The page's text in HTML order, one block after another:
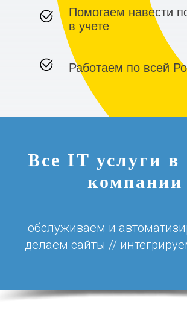
Помогаем навести
в учете
Работаем по всей
Все IT услуги в
компании
обслуживаем и
делаем сайты //